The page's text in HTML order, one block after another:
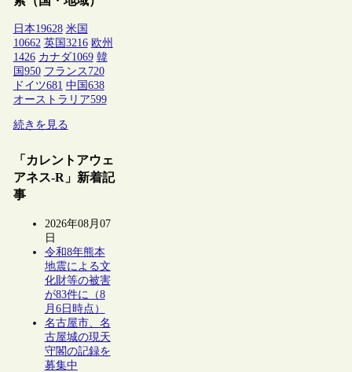
日本19628 米国
10662 英国 3216 欧州
1426 カナダ1069 韓
国 950 フランス 720
ドイツ681 中国 638
オーストラリア599
続きを見る
「カレントアウェ
アネス-R」新着記
事
2026年08月07
日
令和8年熊本
地震による文
化財等の被害
が83件に（8
月6日時点）
名古屋市、名
古屋城の現天
守閣の記録を
募集中